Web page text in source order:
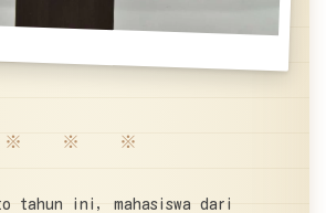
※ ※ ※
tahun ini, mahasiswa dari